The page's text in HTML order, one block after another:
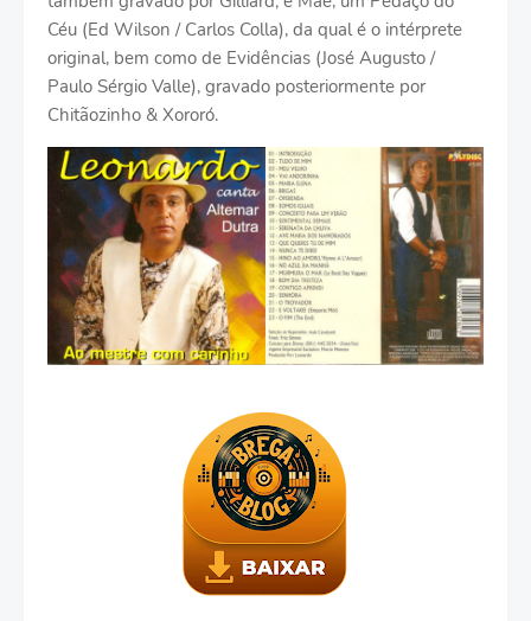
Céu (Ed Wilson / Carlos Colla), da qual é o intérprete
original, bem como de Evidências (José Augusto /
Paulo Sérgio Valle), gravado posteriormente por
Chitãozinho & Xororó.